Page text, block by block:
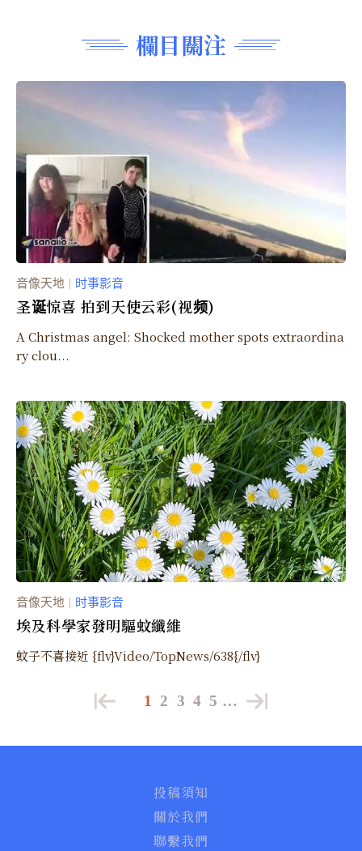
欄目關注
音像天地 ｜ 时事影音
圣诞惊喜 拍到天使云彩(视频)
A Christmas angel: Shocked mother spots extraordina
ry clou...
音像天地 ｜ 时事影音
埃及科學家發明驅蚊纖維
蚊子不喜接近 {flv}Video/TopNews/638{/flv}
1 2 3 4 5 …
投稿須知
關於我們
聯繫我們